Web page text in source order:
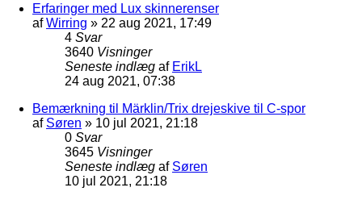
Erfaringer med Lux skinnerenser
afWirring » 22 aug 2021, 17:49
4 Svar
3640 Visninger
Seneste indlæg af ErikL
24 aug 2021, 07:38
Bemærkning til Märklin/Trix drejeskive til C-spor
af Søren » 10 jul 2021, 21:18
0 Svar
3645 Visninger
Seneste indlæg af Søren
10 jul 2021, 21:18